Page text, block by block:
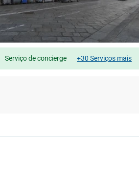
Serviço de concierge +30 Serviços mais